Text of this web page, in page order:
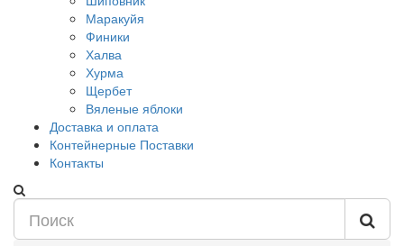
Маракуйя
Финики
Халва
Хурма
Щербет
Вяленые яблоки
Доставка и оплата
Контейнерные Поставки
Контакты